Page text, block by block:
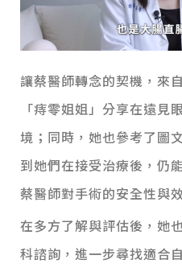
讓蔡醫師轉念的契機，來
「痔零姐姐」分享在遠見
境；同時，她也參考了圖
到她們在接受治療後，仍
蔡醫師對手術的安全性與
在多方了解與評估後，她
科諮詢，進一步尋找適合